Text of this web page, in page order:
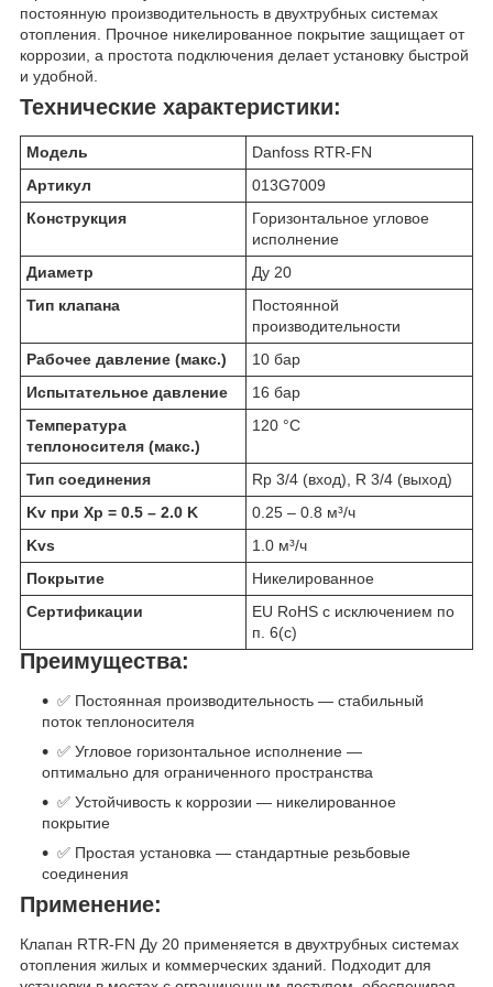
постоянную производительность в двухтрубных системах
отопления. Прочное никелированное покрытие защищает от
коррозии, а простота подключения делает установку быстрой
и удобной.
Технические характеристики:
Модель
Danfoss RTR-FN
Артикул
013G7009
Конструкция
Горизонтальное угловое
исполнение
Диаметр
Ду 20
Тип клапана
Постоянной
производительности
Рабочее давление (макс.)
10 бар
Испытательное давление
16 бар
Температура
теплоносителя (макс.)
120 °C
Тип соединения
Rp 3/4 (вход), R 3/4 (выход)
Kv при Xp = 0.5 – 2.0 K
0.25 – 0.8 м³/ч
Kvs
1.0 м³/ч
Покрытие
Никелированное
Сертификации
EU RoHS с исключением по
п. 6(c)
Преимущества:
✅ Постоянная производительность — стабильный
поток теплоносителя
✅ Угловое горизонтальное исполнение —
оптимально для ограниченного пространства
✅ Устойчивость к коррозии — никелированное
покрытие
✅ Простая установка — стандартные резьбовые
соединения
Применение:
Клапан RTR-FN Ду 20 применяется в двухтрубных системах
отопления жилых и коммерческих зданий. Подходит для